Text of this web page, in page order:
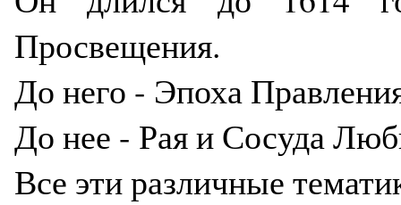
Просвещения.
До него - Эпоха
До нее - Рая и Сосуда
Все эти различные